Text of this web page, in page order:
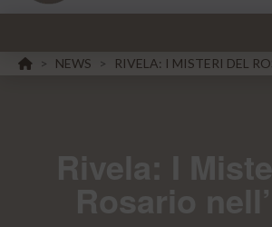
HOME
> NEWS > RIVELA: I MISTERI DEL